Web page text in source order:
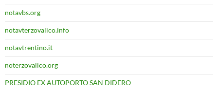
notavbs.org
notavterzovalico.info
notavtrentino.it
noterzovalico.org
PRESIDIO EX AUTOPORTO SAN DIDERO